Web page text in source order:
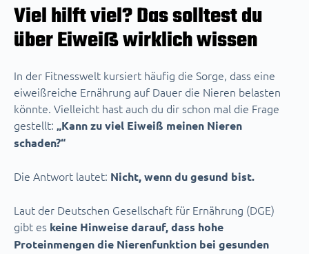
Viel hilft viel? Das solltest du
über Eiweiß wirklich wissen
In der Fitnesswelt kursiert häufig die Sorge, dass eine
eiweißreiche Ernährung auf Dauer die Nieren belasten
könnte. Vielleicht hast auch du dir schon mal die Frage
gestellt: „Kann zu viel Eiweiß meinen Nieren
schaden?“
Die Antwort lautet: Nicht, wenn du gesund bist.
Laut der Deutschen Gesellschaft für Ernährung (DGE)
gibt es keine Hinweise darauf, dass hohe
Proteinmengen die Nierenfunktion bei gesunden